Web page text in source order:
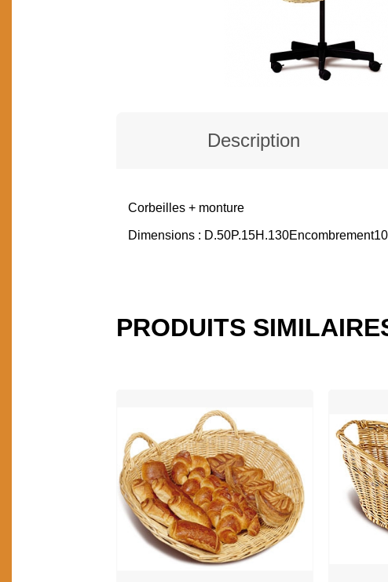
Description
DESCRIPTION
Corbeilles + monture
Dimensions :
PRODUITS